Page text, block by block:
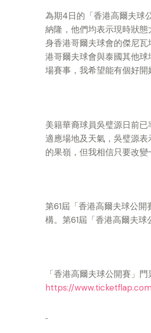
為期4日的「香港高爾夫球
納隆，他們均表示現時狀
身香港哥爾夫球會的傑尼
港哥爾夫球會與泰國其他
場賽事，我希望能有個好開
美籍華裔球員吳璧源日前
適應場地及天氣，吳璧源
的果嶺，但我相信只要改
第61屆「香港高爾夫球公
構。第61屆「香港高爾夫球
「香港高爾夫球公開賽」
https://